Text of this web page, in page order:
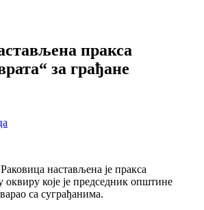
пракса
за грађане
настављена је пракса
оквиру које је председник општине
са суграђанима.